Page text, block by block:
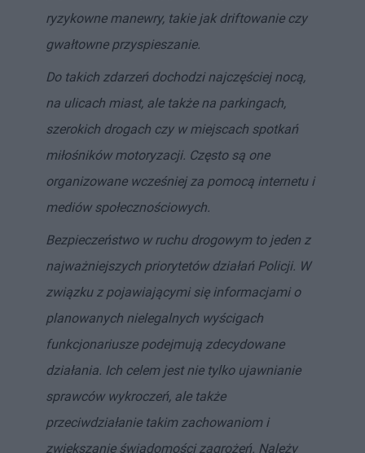
ryzykowne manewry, takie jak driftowanie czy
gwałtowne przyspieszanie.
Do takich zdarzeń dochodzi najczęściej nocą,
na ulicach miast, ale także na parkingach,
szerokich drogach czy w miejscach spotkań
miłośników motoryzacji. Często są one
organizowane wcześniej za pomocą internetu i
mediów społecznościowych.
Bezpieczeństwo w ruchu drogowym to jeden z
najważniejszych priorytetów działań Policji. W
związku z pojawiającymi się informacjami o
planowanych nielegalnych wyścigach
funkcjonariusze podejmują zdecydowane
działania. Ich celem jest nie tylko ujawnianie
sprawców wykroczeń, ale także
przeciwdziałanie takim zachowaniom i
zwiększanie świadomości zagrożeń. Należy